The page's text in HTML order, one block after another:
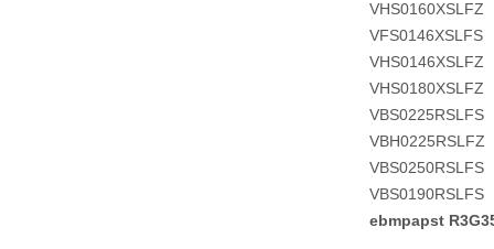
VHS0160XSLFZ
VFS0146XSLFS
VHS0146XSLFZ
VHS0180XSLFZ
VBS0225RSLFS
VBH0225RSLFZ
VBS0250RSLFS
VBS0190RSLFS
ebmpapst